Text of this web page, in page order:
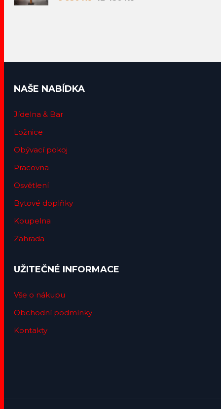
NAŠE NABÍDKA
Jídelna & Bar
Ložnice
Obývací pokoj
Pracovna
Osvětlení
Bytové doplňky
Koupelna
Zahrada
UŽITEČNÉ INFORMACE
Vše o nákupu
Obchodní podmínky
Kontakty